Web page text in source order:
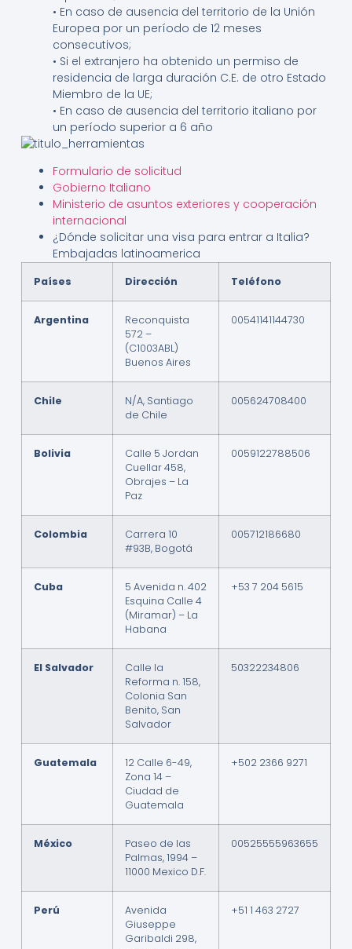
• En caso de ausencia del territorio de la Unión
Europea por un período de 12 meses
consecutivos;
• Si el extranjero ha obtenido un permiso de
residencia de larga duración C.E. de otro Estado
Miembro de la UE;
• En caso de ausencia del territorio italiano por
un período superior a 6 año
Formulario de solicitud
Gobierno Italiano
Ministerio de asuntos exteriores y cooperación
internacional
¿Dónde solicitar una visa para entrar a Italia?
Embajadas latinoamerica
Países Dirección Teléfono
Argentina
Reconquista
572 –
(C1003ABL)
Buenos Aires
00541141144730
Chile
N/A, Santiago
de Chile
005624708400
Bolivia
Calle 5 Jordan
Cuellar 458,
Obrajes – La
Paz
0059122788506
Colombia
Carrera 10
#93B, Bogotá
005712186680
Cuba
5 Avenida n. 402
Esquina Calle 4
(Miramar) – La
Habana
+53 7 204 5615
El Salvador
Calle la
Reforma n. 158,
Colonia San
Benito, San
Salvador
50322234806
Guatemala
12 Calle 6-49,
Zona 14 –
Ciudad de
Guatemala
+502 2366 9271
México
Paseo de las
Palmas, 1994 –
11000 Mexico D.F.
00525555963655
Perú
Avenida
Giuseppe
Garibaldi 298,
+51 1 463 2727